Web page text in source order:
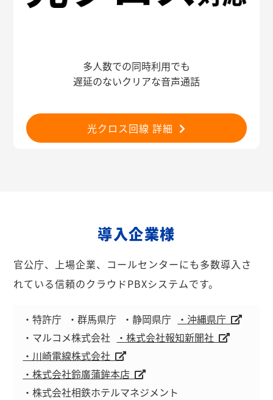
多人数での同時利用でも
遅延のないクリアな音声通話
光クロス回線 詳細
導入企業様
官公庁、上場企業、コールセンターにも多数導入さ
れている信頼のクラウドPBXシステムです。
・特許庁 ・群馬県庁 ・静岡県庁
・沖縄県庁
・マルコメ株式会社
・株式会社報知新聞社
・川崎電線株式会社
・株式会社鈴廣蒲鉾本店
・株式会社相鉄ホテルマネジメント